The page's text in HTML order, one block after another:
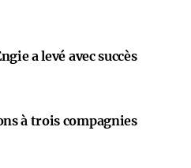
a levé avec succès
à trois compagnies